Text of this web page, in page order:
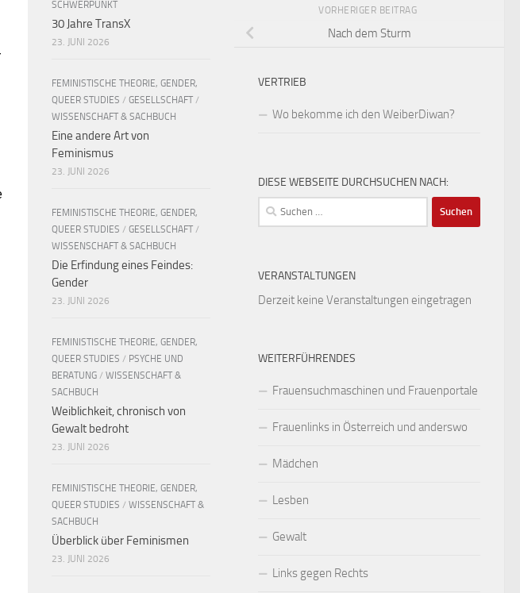
VORHERIGER BEITRAG
Nach dem Sturm
VERTRIEB
Wo bekomme ich den WeiberDiwan?
DIESE WEBSEITE DURCHSUCHEN NACH:
Suchen
nach:
VERANSTALTUNGEN
Derzeit keine Veranstaltungen eingetragen
WEITERFÜHRENDES
Frauensuchmaschinen und Frauenportale
Frauenlinks in Österreich und anderswo
Mädchen
Lesben
Gewalt
Links gegen Rechts
SCHWERPUNKT
30 Jahre TransX
23. JUNI 2026
FEMINISTISCHE THEORIE, GENDER,
QUEER STUDIES / GESELLSCHAFT /
WISSENSCHAFT & SACHBUCH
Eine andere Art von
Feminismus
23. JUNI 2026
FEMINISTISCHE THEORIE, GENDER,
QUEER STUDIES / GESELLSCHAFT /
WISSENSCHAFT & SACHBUCH
Die Erfindung eines Feindes:
Gender
23. JUNI 2026
FEMINISTISCHE THEORIE, GENDER,
QUEER STUDIES / PSYCHE UND
BERATUNG / WISSENSCHAFT &
SACHBUCH
Weiblichkeit, chronisch von
Gewalt bedroht
23. JUNI 2026
FEMINISTISCHE THEORIE, GENDER,
QUEER STUDIES / WISSENSCHAFT &
SACHBUCH
Überblick über Feminismen
23. JUNI 2026